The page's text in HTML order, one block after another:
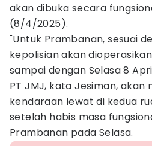
akan dibuka secara
(8/4/2025).
"Untuk Prambanan, sesuai
kepolisian akan
sampai dengan Selasa 8
PT JMJ, kata Jesiman,
kendaraan lewat di kedua
setelah habis masa
Prambanan pada Selasa.